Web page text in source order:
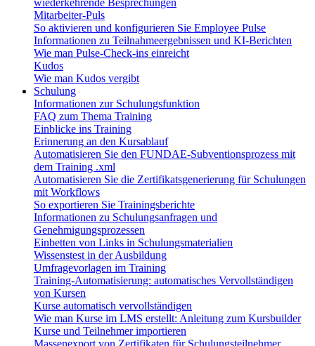
Mitarbeiter-Puls
So aktivieren und konfigurieren Sie Employee Pulse
Informationen zu Teilnahmeergebnissen und KI-Berichten
Wie man Pulse-Check-ins einreicht
Kudos
Wie man Kudos vergibt
Schulung
Informationen zur Schulungsfunktion
FAQ zum Thema Training
Einblicke ins Training
Erinnerung an den Kursablauf
Automatisieren Sie den FUNDAE-Subventionsprozess mit
dem Training .xml
Automatisieren Sie die Zertifikatsgenerierung für Schulungen
mit Workflows
So exportieren Sie Trainingsberichte
Informationen zu Schulungsanfragen und
Genehmigungsprozessen
Einbetten von Links in Schulungsmaterialien
Wissenstest in der Ausbildung
Umfragevorlagen im Training
Training-Automatisierung: automatisches Vervollständigen
von Kursen
Kurse automatisch vervollständigen
Wie man Kurse im LMS erstellt: Anleitung zum Kursbuilder
Kurse und Teilnehmer importieren
Massenexport von Zertifikaten für Schulungsteilnehmer